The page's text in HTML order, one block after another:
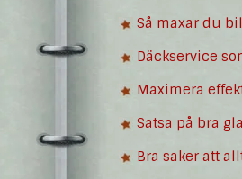
Så maxar du
Däckservice
Maximera
Satsa på bra
Bra saker att